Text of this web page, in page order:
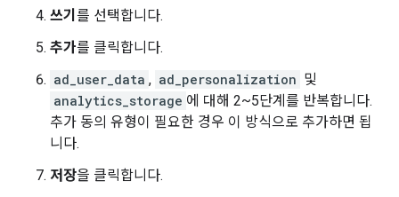
쓰기 를 선택합니다.
추가를 클릭합니다.
ad_user_data , ad_personalization 및
analytics_storage 에 대해 2~5단계를 반복합니다.
추가 동의 유형이 필요한 경우 이 방식으로 추가하면 됩
니다.
저장을 클릭합니다.